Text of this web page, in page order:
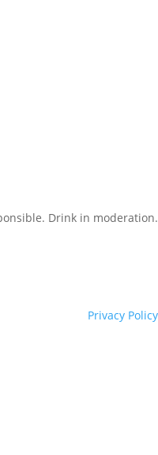
Drink in moderation.
Privacy Policy